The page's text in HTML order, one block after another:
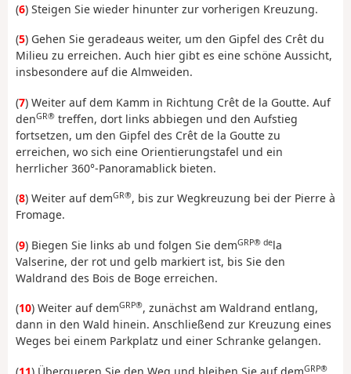
(6) Steigen Sie wieder hinunter zur vorherigen Kreuzung.
(5) Gehen Sie geradeaus weiter, um den Gipfel des Crêt du
Milieu zu erreichen. Auch hier gibt es eine schöne Aussicht,
insbesondere auf die Almweiden.
(7) Weiter auf dem Kamm in Richtung Crêt de la Goutte. Auf
denGR® treffen, dort links abbiegen und den Aufstieg
fortsetzen, um den Gipfel des Crêt de la Goutte zu
erreichen, wo sich eine Orientierungstafel und ein
herrlicher 360°-Panoramablick bieten.
(8) Weiter auf demGR®, bis zur Wegkreuzung bei der Pierre à
Fromage.
(9) Biegen Sie links ab und folgen Sie demGRP® dela
Valserine, der rot und gelb markiert ist, bis Sie den
Waldrand des Bois de Boge erreichen.
(10) Weiter auf demGRP®, zunächst am Waldrand entlang,
dann in den Wald hinein. Anschließend zur Kreuzung eines
Weges bei einem Parkplatz und einer Schranke gelangen.
GRP®